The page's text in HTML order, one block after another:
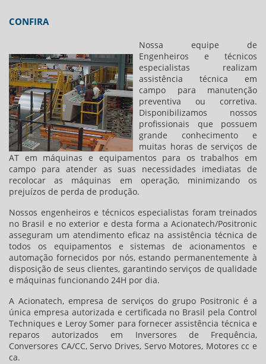
CONFIRA
Nossa equipe de
Engenheiros e técnicos
especialistas realizam
assistência técnica em
campo para manutenção
preventiva ou corretiva.
Disponibilizamos nossos
profissionais que possuem
grande conhecimento e
muitas horas de serviços de
AT em máquinas e equipamentos para os trabalhos em
campo para atender as suas necessidades imediatas de
recolocar as máquinas em operação, minimizando os
prejuízos de perda de produção.
Nossos engenheiros e técnicos especialistas foram treinados
no Brasil e no exterior e desta forma a Acionatech/Positronic
asseguram um atendimento eficaz na assistência técnica de
todos os equipamentos e sistemas de acionamentos e
automação fornecidos por nós, estando permanentemente à
disposição de seus clientes, garantindo serviços de qualidade
e máquinas funcionando 24H por dia.
A Acionatech, empresa de serviços do grupo Positronic é a
única empresa autorizada e certificada no Brasil pela Control
Techniques e Leroy Somer para fornecer assistência técnica e
reparos autorizados em Inversores de Frequência,
Conversores CA/CC, Servo Drives, Servo Motores, Motores cc e
ca.